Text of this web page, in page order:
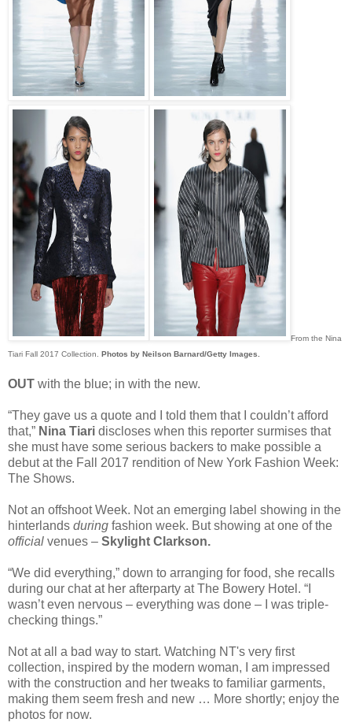
From the Nina
Tiari Fall 2017 Collection. Photos by Neilson Barnard/Getty Images.
OUT with the blue; in with the new.
“They gave us a quote and I told them that I couldn’t afford
that,” Nina Tiari discloses when this reporter surmises that
she must have some serious backers to make possible a
debut at the Fall 2017 rendition of New York Fashion Week:
The Shows.
Not an offshoot Week. Not an emerging label showing in the
hinterlands during fashion week. But showing at one of the
official venues – Skylight Clarkson.
“We did everything,” down to arranging for food, she recalls
during our chat at her afterparty at The Bowery Hotel. “I
wasn’t even nervous – everything was done – I was triple-
checking things.”
Not at all a bad way to start. Watching NT's very first
collection, inspired by the modern woman, I am impressed
with the construction and her tweaks to familiar garments,
making them seem fresh and new … More shortly; enjoy the
photos for now.